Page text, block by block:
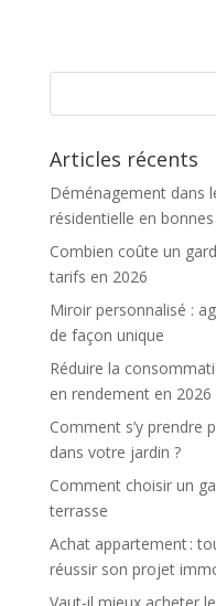
Articles récents
Déménagement dans
résidentielle en
Combien coûte un
tarifs en 2026
Miroir personnalisé :
de façon unique
Réduire la
en rendement en 2026
Comment s’y prendre
dans votre jardin ?
Comment choisir un
terrasse
Achat appartement :
réussir son projet